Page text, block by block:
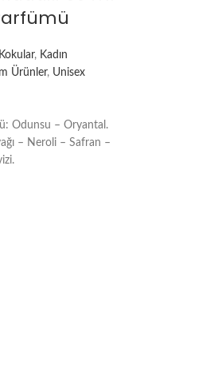
, Kadın
Ürünler, Unisex
Odunsu – Oryantal.
– Neroli – Safran –